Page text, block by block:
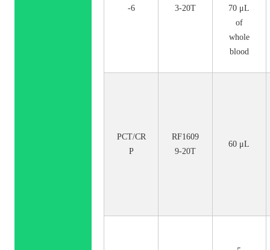
-6
3-20T
70 μL
of
whole
blood
PCT/CR
P
RF1609
9-20T
60 μL